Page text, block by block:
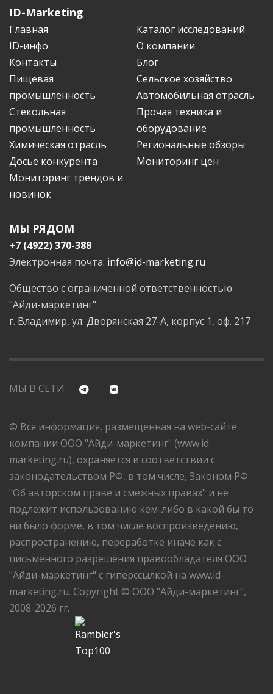
ID-Marketing
Главная
Каталог исследований
ID-инфо
О компании
Контакты
Блог
Пищевая
промышленность
Сельское хозяйство
Автомобильная отрасль
Стекольная
промышленность
Прочая техника и
оборудование
Химическая отрасль
Региональные обзоры
Досье конкурента
Мониторинг цен
Мониторинг трендов и
новинок
МЫ РЯДОМ
+7 (4922) 370-388
Электронная почта: info@id-marketing.ru
Общество с ограниченной ответственностью
"Айди-маркетинг"
г. Владимир, ул. Дворянская 27-А, корпус 1, оф. 217
МЫ В СЕТИ
© Вся информация, размещенная на web-сайте
компании ООО "Айди-маркетинг" (www.id-
marketing.ru), охраняется в соответствии с
законодательством РФ, в том числе, Законом РФ
"Об авторском праве и смежных правах" и не
подлежит использованию кем-либо в какой бы то
ни было форме, в том числе воспроизведению,
распространению, переработке иначе как с
письменного разрешения правообладателя ООО
"Айди-маркетинг" с гиперссылкой на www.id-
marketing.ru. Copyright © ООО "Айди-маркетинг",
2008-2026 гг.